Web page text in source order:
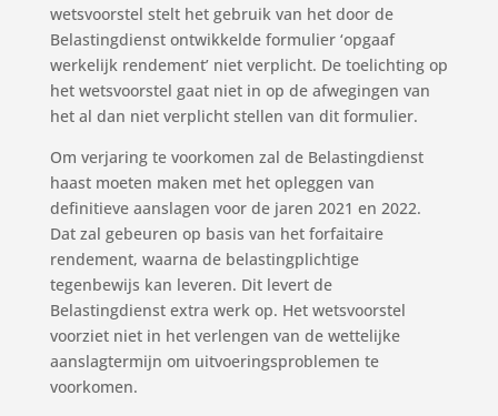
wetsvoorstel stelt het gebruik van het door de
Belastingdienst ontwikkelde formulier ‘opgaaf
werkelijk rendement’ niet verplicht. De toelichting op
het wetsvoorstel gaat niet in op de afwegingen van
het al dan niet verplicht stellen van dit formulier.
Om verjaring te voorkomen zal de Belastingdienst
haast moeten maken met het opleggen van
definitieve aanslagen voor de jaren 2021 en 2022.
Dat zal gebeuren op basis van het forfaitaire
rendement, waarna de belastingplichtige
tegenbewijs kan leveren. Dit levert de
Belastingdienst extra werk op. Het wetsvoorstel
voorziet niet in het verlengen van de wettelijke
aanslagtermijn om uitvoeringsproblemen te
voorkomen.